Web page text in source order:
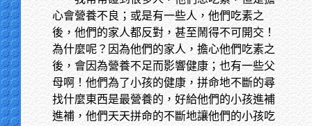
心會營養不良；或是有一些人，他們吃素之
後，他們的家人都反對，甚至鬧得不可開交！
為什麼呢？因為他們的家人，擔心他們吃素之
後，會因為營養不足而影響健康；也有一些父
母啊！他們為了小孩的健康，拼命地不斷的尋
找什麼東西是最營養的，好給他們的小孩進補
進補，他們天天拼命的不斷地讓他們的小孩吃